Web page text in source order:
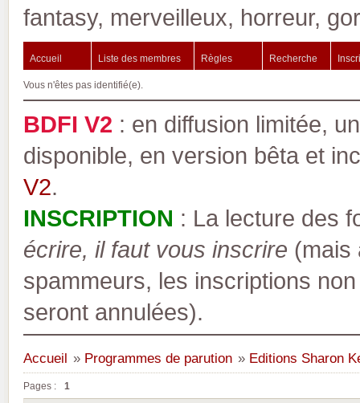
fantasy, merveilleux, horreur,
Accueil Liste des membres Règles Recherche
Vous n'êtes pas identifié(e).
BDFI V2 : en diffusion limitée,
disponible, en version bêta et
V2.
INSCRIPTION : La lecture des
écrire, il faut vous inscrire (mais
spammeurs, les inscriptions
seront annulées).
Accueil » Programmes de parution » Editions Sharon
Pages : 1